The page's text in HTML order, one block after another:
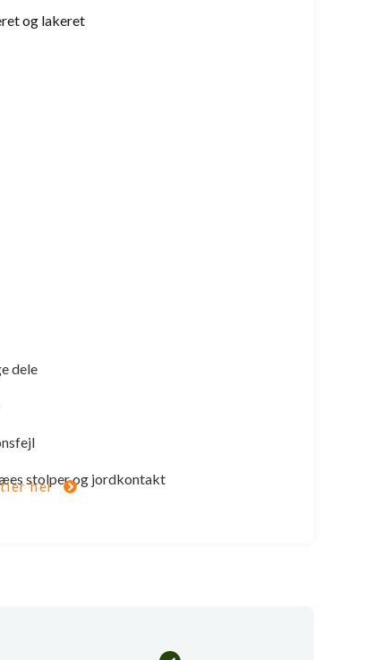
og lakeret
dele
stolper og jordkontakt
her